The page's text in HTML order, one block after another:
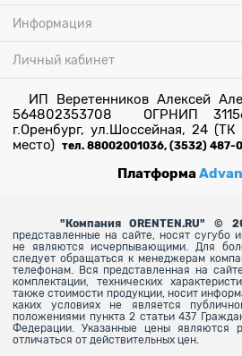
Информация
Личный кабинет
ИП Веретенников Алексей
564802353708 ОГРНИП
г.Оренбург, ул.Шоссейная, 24 (ТК
место) тел. 88002001036, (3532) 487-
Платформа
" Компания ORENTEN.RU" ©
представленные на сайте, носят сугубо
не являются исчерпывающими. Для
следует обращаться к менеджерам
телефонам. Вся представленная на
комплектации, технических
также стоимости продукции, носит
каких условиях не является
положениями пункта 2 статьи 437
Федерации. Указанные цены являются
отличаться от действительных цен.